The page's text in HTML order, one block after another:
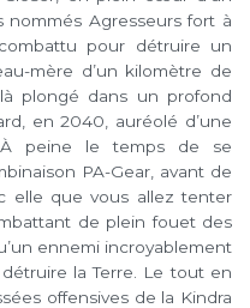
Agresseurs fort à
pour détruire un
mère d’un kilomètre de
plongé dans un profond
en 2040, auréolé d’une
À peine le temps de se
PA-Gear, avant de
elle que vous allez tenter
de plein fouet des
ennemi incroyablement
la Terre. Le tout en
offensives de la Kindra